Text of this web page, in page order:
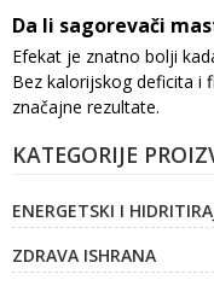
KATEGORIJE
ENERGETSKI I
ZDRAVA ISHRANA
Da li sagorevači
Efekat je znatno bolji
Bez kalorijskog deficita i
značajne rezultate.